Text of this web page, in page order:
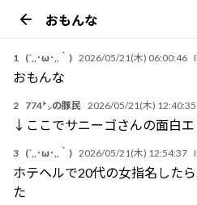
おもんな
1 (´,,･ω･,,｀) 2026/05/21(木) 06:00:46
おもんな
2 774㌧の豚民 2026/05/21(木) 12:40:35
↓ここでサニーゴさんの面白エ
3 (´,,･ω･,,｀) 2026/05/21(木) 12:54:37
ホテヘルで20代の女指名した
た